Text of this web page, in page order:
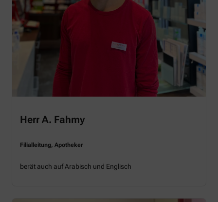
Herr A. Fahmy
Filialleitung, Apotheker
berät auch auf Arabisch und Englisch